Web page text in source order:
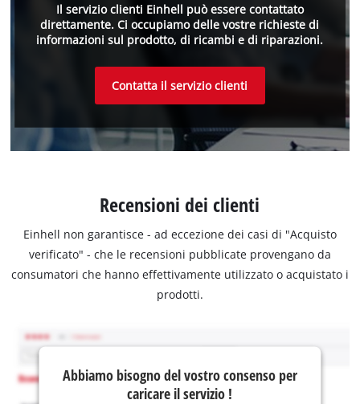
Il servizio clienti Einhell può essere contattato
direttamente. Ci occupiamo delle vostre richieste di
informazioni sul prodotto, di ricambi e di riparazioni.
Contatta il servizio clienti
Recensioni dei clienti
Einhell non garantisce - ad eccezione dei casi di "Acquisto
verificato" - che le recensioni pubblicate provengano da
consumatori che hanno effettivamente utilizzato o acquistato i
prodotti.
Abbiamo bisogno del vostro consenso per
caricare il servizio !